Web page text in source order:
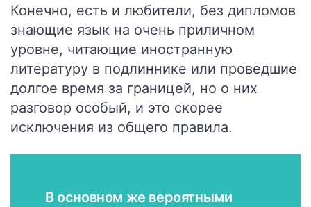
Конечно, есть и любители, без дипломов
знающие язык на очень приличном
уровне, читающие иностранную
литературу в подлиннике или проведшие
долгое время за границей, но о них
разговор особый, и это скорее
исключения из общего правила.
В основном же вероятными